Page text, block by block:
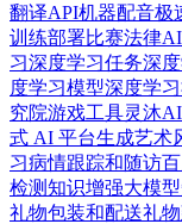
翻译API机器配音极
训练部署比赛法律AI
习深度学习任务深
度学习模型深度学
究院游戏工具灵沐AI
式 AI 平台生成艺术
习病情跟踪和随访
检测知识增强大模型
礼物包装和配送礼